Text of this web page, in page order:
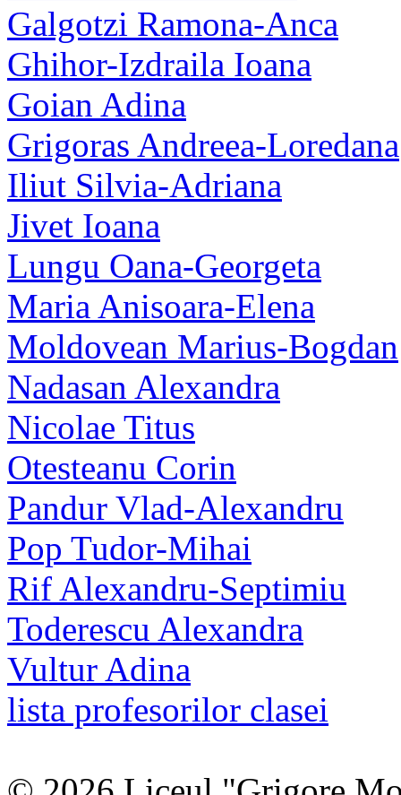
Galgotzi Ramona-Anca
Ghihor-Izdraila Ioana
Goian Adina
Grigoras Andreea-Loredana
Iliut Silvia-Adriana
Jivet Ioana
Lungu Oana-Georgeta
Maria Anisoara-Elena
Moldovean Marius-Bogdan
Nadasan Alexandra
Nicolae Titus
Otesteanu Corin
Pandur Vlad-Alexandru
Pop Tudor-Mihai
Rif Alexandru-Septimiu
Toderescu Alexandra
Vultur Adina
lista profesorilor clasei